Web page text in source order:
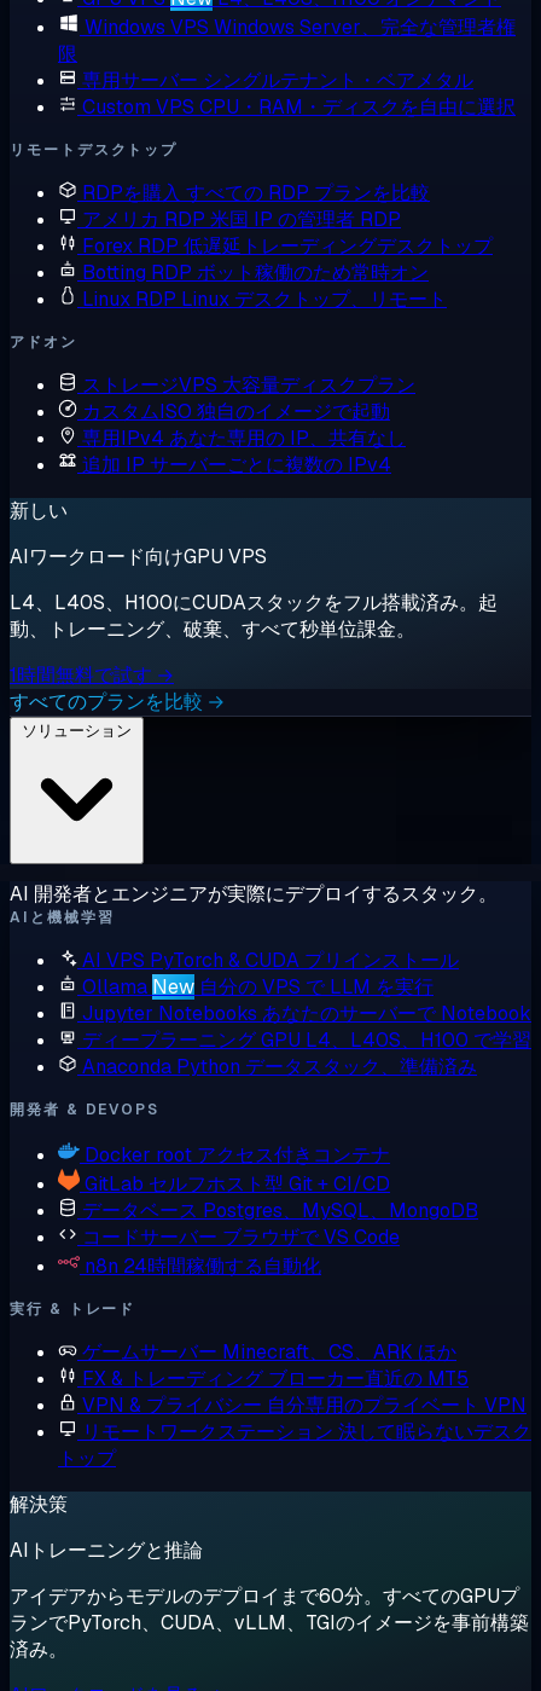
Windows VPS Windows Server、完全な管理者権
限
専用サーバー シングルテナント・ベアメタル
Custom VPS CPU・RAM・ディスクを自由に選択
リモートデスクトップ
RDPを購入 すべての RDP プランを比較
アメリカ RDP 米国 IP の管理者 RDP
Forex RDP 低遅延トレーディングデスクトップ
Botting RDP ボット稼働のため常時オン
Linux RDP Linux デスクトップ、リモート
アドオン
ストレージVPS 大容量ディスクプラン
カスタムISO 独自のイメージで起動
専用IPv4 あなた専用の IP、共有なし
追加 IP サーバーごとに複数の IPv4
新しい
AIワークロード向けGPU VPS
L4、L40S、H100にCUDAスタックをフル搭載済み。起
動、トレーニング、破棄、すべて秒単位課金。
1時間無料で試す →
すべてのプランを比較 →
AI 開発者とエンジニアが実際にデプロイするスタック。
AIと機械学習
AI VPS PyTorch & CUDA プリインストール
Ollama New 自分の VPS で LLM を実行
Jupyter Notebooks あなたのサーバーで Notebook
ディープラーニング GPU L4、L40S、H100 で学習
Anaconda Python データスタック、準備済み
開発者 & DEVOPS
Docker root アクセス付きコンテナ
GitLab セルフホスト型 Git + CI/CD
データベース Postgres、MySQL、MongoDB
コードサーバー ブラウザで VS Code
n8n 24時間稼働する自動化
実行 & トレード
ゲームサーバー Minecraft、CS、ARK ほか
FX & トレーディング ブローカー直近の MT5
VPN & プライバシー 自分専用のプライベート VPN
リモートワークステーション 決して眠らないデスク
トップ
解決策
AIトレーニングと推論
アイデアからモデルのデプロイまで60分。すべてのGPUプ
ランでPyTorch、CUDA、vLLM、TGIのイメージを事前構築
済み。